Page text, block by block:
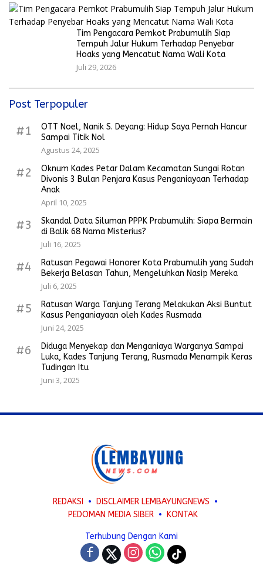
Tim Pengacara Pemkot Prabumulih Siap
Tempuh Jalur Hukum Terhadap Penyebar
Hoaks yang Mencatut Nama Wali Kota
Juli 29, 2026
Post Terpopuler
#1
OTT Noel, Nanik S. Deyang: Hidup Saya Pernah Hancur
Sampai Titik Nol
Agustus 24, 2025
#2
Oknum Kades Petar Dalam Kecamatan Sungai Rotan
Divonis 3 Bulan Penjara Kasus Penganiayaan Terhadap
Anak
April 10, 2025
#3
Skandal Data Siluman PPPK Prabumulih: Siapa Bermain
di Balik 68 Nama Misterius?
Juli 16, 2025
#4
Ratusan Pegawai Honorer Kota Prabumulih yang Sudah
Bekerja Belasan Tahun, Mengeluhkan Nasip Mereka
Juli 6, 2025
#5
Ratusan Warga Tanjung Terang Melakukan Aksi Buntut
Kasus Penganiayaan oleh Kades Rusmada
Juni 24, 2025
#6
Diduga Menyekap dan Menganiaya Warganya Sampai
Luka, Kades Tanjung Terang, Rusmada Menampik Keras
Tudingan Itu
Juni 3, 2025
REDAKSI
DISCLAIMER LEMBAYUNGNEWS
PEDOMAN MEDIA SIBER
KONTAK
Terhubung Dengan Kami